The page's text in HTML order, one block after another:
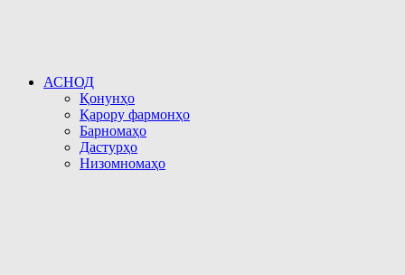
АСНОД
Қонунҳо
Қарору фармонҳо
Барномаҳо
Дастурҳо
Низомномаҳо